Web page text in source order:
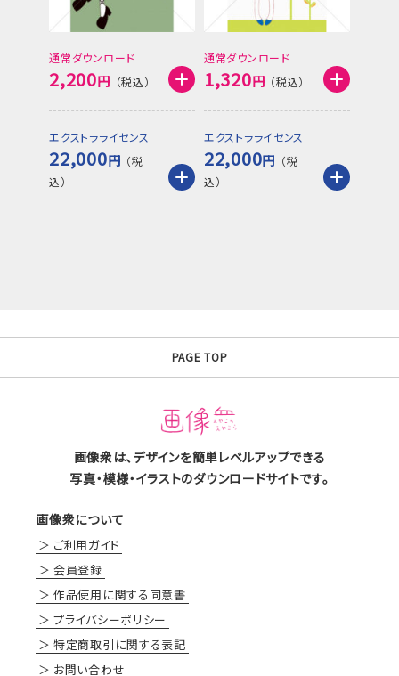
通常ダウンロード
2,200円
エクストラライセンス
22,000円
通常ダウンロード
1,320円
エクストラライセンス
22,000円
PAGE TOP
画像衆は、デザインを簡単レベルアップできる
写真・模様・イラストのダウンロードサイトです。
画像衆について
ご利用ガイド
会員登録
作品使用に関する同意書
プライバシーポリシー
特定商取引に関する表記
お問い合わせ